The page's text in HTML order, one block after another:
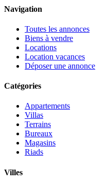
Navigation
Toutes les annonces
Biens à vendre
Locations
Location vacances
Déposer une annonce
Catégories
Appartements
Villas
Terrains
Bureaux
Magasins
Riads
Villes